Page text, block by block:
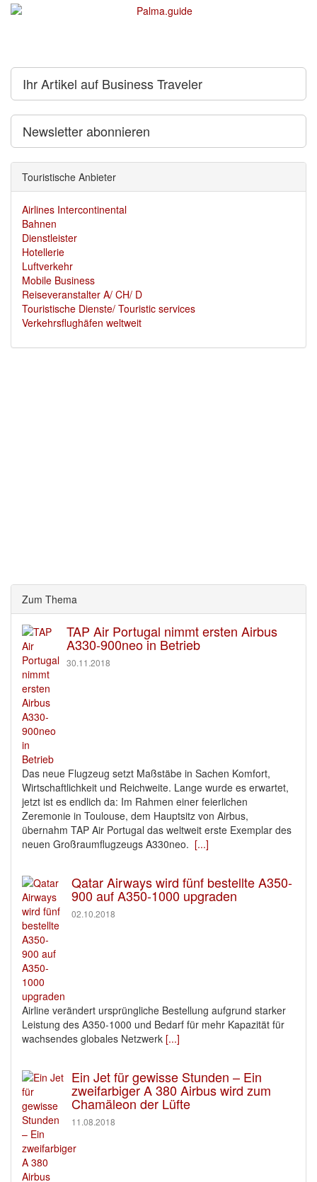
Ihr Artikel auf Business Traveler
Newsletter abonnieren
Touristische Anbieter
Airlines Intercontinental
Bahnen
Dienstleister
Hotellerie
Luftverkehr
Mobile Business
Reiseveranstalter A/ CH/ D
Touristische Dienste/ Touristic services
Verkehrsflughäfen weltweit
Zum Thema
TAP Air Portugal nimmt ersten Airbus
A330-900neo in Betrieb
30.11.2018
Das neue Flugzeug setzt Maßstäbe in Sachen Komfort,
Wirtschaftlichkeit und Reichweite. Lange wurde es erwartet,
jetzt ist es endlich da: Im Rahmen einer feierlichen
Zeremonie in Toulouse, dem Hauptsitz von Airbus,
übernahm TAP Air Portugal das weltweit erste Exemplar des
neuen Großraumflugzeugs A330neo. [...]
Qatar Airways wird fünf bestellte A350-
900 auf A350-1000 upgraden
02.10.2018
Airline verändert ursprüngliche Bestellung aufgrund starker
Leistung des A350-1000 und Bedarf für mehr Kapazität für
wachsendes globales Netzwerk [...]
Ein Jet für gewisse Stunden – Ein
zweifarbiger A 380 Airbus wird zum
Chamäleon der Lüfte
11.08.2018